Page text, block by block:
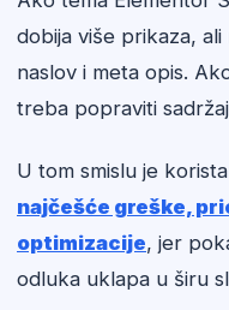
dobija više prikaza,
naslov i meta opis.
treba popraviti
U tom smislu je
najčešće greške,
optimizacije, jer
odluka uklapa u širu